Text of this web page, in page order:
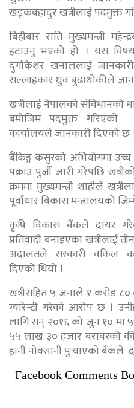
खड्कबहादुर खत्रीलाई पदमुक्त
बिहीबार राति मुख्यमन्त्री
हटाउनु भएको हो । यस
दुर्गाकेशर खनाललाई
सल्लाहकार ध्रुव बुढाथोकीले
खत्रीलाई नेपालको संविधानको
बमोजिम पदमुक्त गरिएको
कार्यालयले जानकारी दिएको छ
बैंकिङ्ग कसुरको अभियोगमा
पक्राउ पुर्जी जारी गरेपछि
क्रममा मुख्यमन्त्री शाहीले
पूर्वाधार विकास मन्त्रालयको
कृषि विकास बैंकले दायर
प्रतिवादी बनाइएका खत्रीलाई
अदालतले सरकारी वकिल
दिएको थियो ।
खत्रीसहित ५ जनाले १ करोड
ग्यारेन्टी गरेको आरोप छ ।
लागि सन् २०१६ को जुन १० मा
५५ लाख ३० हजार बराबरको
हानी नोक्सानी पुर्‍याएको बैंकले
Facebook Comments